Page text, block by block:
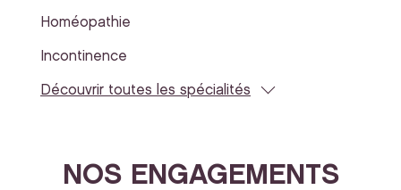
Homéopathie
Incontinence
Découvrir toutes les spécialités
NOS ENGAGEMENTS